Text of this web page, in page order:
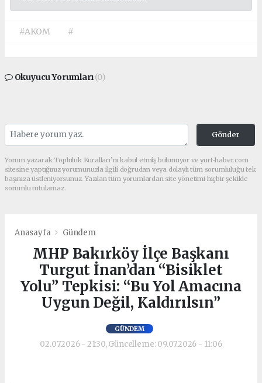
#AKOM #
Okuyucu Yorumları(0)
Gönder
Yorum yazarak Topluluk Kuralları’nı kabul etmiş bulunuyor ve yurt-haber.com
sitesine yaptığınız yorumunuzla ilgili doğrudan veya dolaylı tüm sorumluluğu tek
başınıza üstleniyorsunuz. Yazılan tüm yorumlardan site yönetimi hiçbir şekilde
sorumlu tutulamaz.
Anasayfa Gündem
MHP Bakırköy İlçe Başkanı
Turgut İnan’dan “Bisiklet
Yolu” Tepkisi: “Bu Yol Amacına
Uygun Değil, Kaldırılsın”
GÜNDEM
02.07.2026 - 21:30, Güncelleme: 09.07.2026 - 11:06